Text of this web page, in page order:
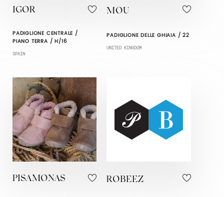
IGOR
PADIGLIONE CENTRALE /
PIANO TERRA / H/16
SPAIN
MOU
PADIGLIONE DELLE GHIAIA / 22
UNITED KINGDOM
PISAMONAS ROBEEZ